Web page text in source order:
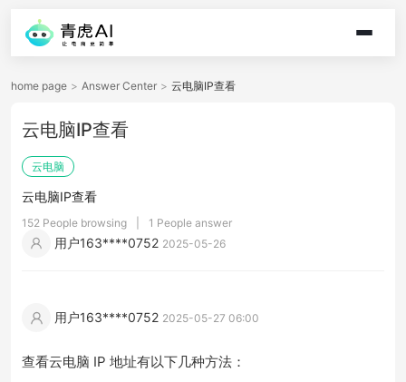
home page > Answer Center > 云电脑IP查看
云电脑IP查看
云电脑
云电脑IP查看
152 People browsing 1 People answer
用户163****0752 2025-05-26
用户163****0752 2025-05-27 06:00
查看云电脑 IP 地址有以下几种方法：